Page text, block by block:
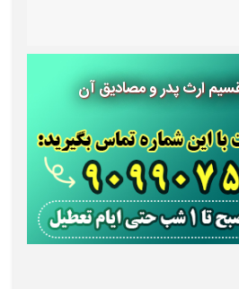
ارث پدر و مصادیق آن